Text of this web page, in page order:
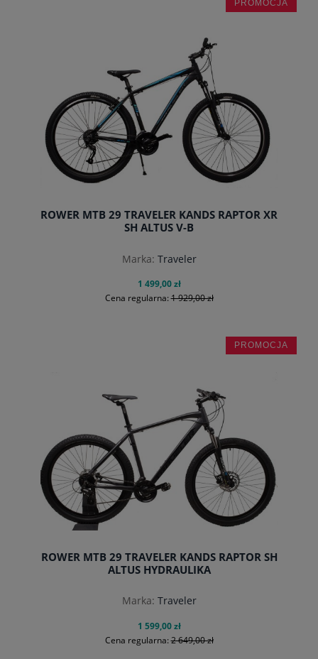
ROWER MTB 29 TRAVELER KANDS RAPTOR XR
SH ALTUS V-B
Marka: Traveler
1 499,00 zł
Cena regularna:1 929,00 zł
do koszyka
PROMOCJA
ROWER MTB 29 TRAVELER KANDS RAPTOR SH
ALTUS HYDRAULIKA
Marka: Traveler
1 599,00 zł
Cena regularna:2 649,00 zł
PROMOCJA